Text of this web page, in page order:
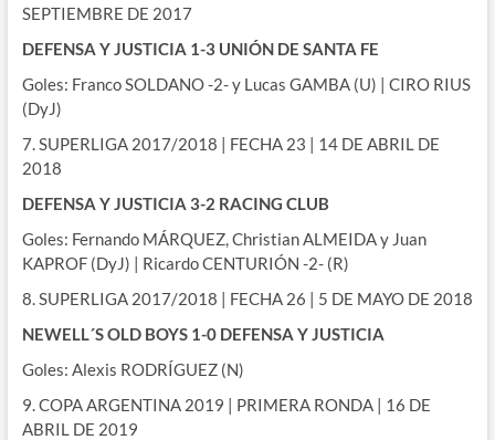
SEPTIEMBRE DE 2017
DEFENSA Y JUSTICIA 1-3 UNIÓN DE SANTA FE
Goles: Franco SOLDANO -2- y Lucas GAMBA (U) | CIRO RIUS
(DyJ)
7. SUPERLIGA 2017/2018 | FECHA 23 | 14 DE ABRIL DE
2018
DEFENSA Y JUSTICIA 3-2 RACING CLUB
Goles: Fernando MÁRQUEZ, Christian ALMEIDA y Juan
KAPROF (DyJ) | Ricardo CENTURIÓN -2- (R)
8. SUPERLIGA 2017/2018 | FECHA 26 | 5 DE MAYO DE 2018
NEWELL´S OLD BOYS 1-0 DEFENSA Y JUSTICIA
Goles: Alexis RODRÍGUEZ (N)
9. COPA ARGENTINA 2019 | PRIMERA RONDA | 16 DE
ABRIL DE 2019